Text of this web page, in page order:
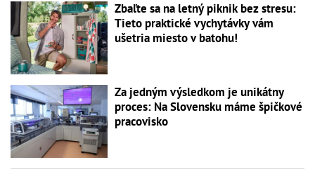
Zbaľte sa na letný piknik bez stresu:
Tieto praktické vychytávky vám
ušetria miesto v batohu!
Za jedným výsledkom je unikátny
proces: Na Slovensku máme špičkové
pracovisko